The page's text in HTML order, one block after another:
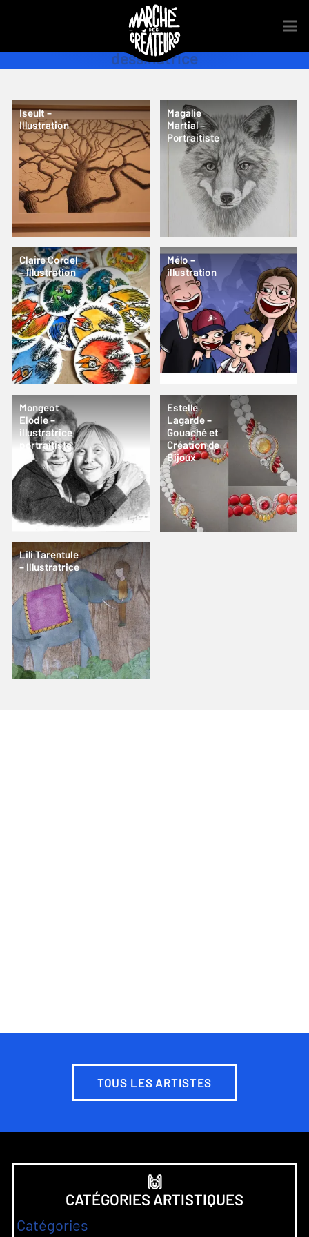
dessinatrice
Iseult –
Illustration
Magalie
Martial –
Portraitiste
Claire Cordel
– Illustration
Mélo –
illustration
Mongeot
Elodie –
illustratrice
portraitiste
Estelle
Lagarde –
Gouaché et
Création de
Bijoux
Lili Tarentule
– Illustratrice
TOUS LES ARTISTES
🙌
CATÉGORIES ARTISTIQUES
Catégories